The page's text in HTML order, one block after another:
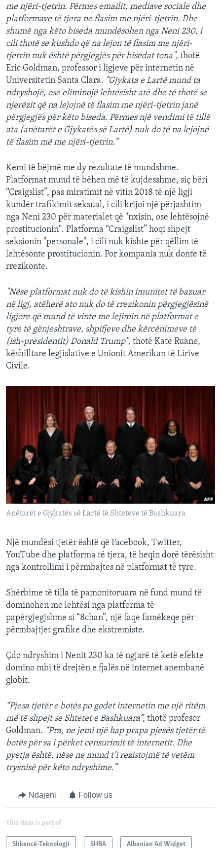
me njëri-tjetrin. Përmes emailit, mediave sociale dhe
platformave të tjera ne flasim me njëri-tjetrin. Dhe
shumë nga këto biseda mundësohen nga Neni 230, i
cili thotë se kushdo që na lejon të flasim me njëri-
tjetrin nuk është përgjegjës për bisedat tona", thotë
Eric Goldman, professor i ligjeve për internetin në
Universitetin Santa Clara. “Gjykata e Lartë mund ta
ndryshojë, ose eliminojë lehtësisht atë dhe të thotë se
njerëzit që na lejojnë të flasim me njëri-tjetrin janë
përgjegjës për këto biseda. Përmes një vendimi të tillë
ata (anëtarët e Gjykatës së Lartë) nuk do të na lejojnë
të flasim më me njëri-tjetrin.”
Kemi të bëjmë me dy rezultate të mundshme.
Platformat mund të bëhen më të kujdesshme, siç bëri
“Craigslist”, pas miratimit në vitin 2018 të një ligji
kundër trafikimit seksual, i cili krijoi një përjashtim
nga Neni 230 për materialet që "nxisin, ose lehtësojnë
prostitucionin". Platforma “Craigslist” hoqi shpejt
seksionin "personale", i cili nuk kishte për qëllim të
lehtësonte prostitucionin. Por kompania nuk donte të
rrezikonte.
"Nëse platformat nuk do të kishin imunitet të bazuar
në ligj, atëherë ato nuk do të rrezikonin përgjegjësinë
ligjore që mund të vinte me lejimin në platformat e
tyre të gënjeshtrave, shpifjeve dhe kërcënimeve të
(ish-presidentit) Donald Trump", thotë Kate Ruane,
këshilltare legjislative e Unionit Amerikan të Lirive
Civile.
Anëtarët e Gjykatës së Lartë të Shteteve të Bashkuara
Një mundësi tjetër është që Facebook, Twitter,
YouTube dhe platforma të tjera, të heqin dorë tërësisht
nga kontrollimi i përmbajtes në platformat të tyre.
Shërbime të tilla të pamonitoruara në fund mund të
dominohen me lehtësi nga platforma të
papërgjegjshme si “8chan”, një faqe famëkeqe për
përmbajtjet grafike dhe ekstremiste.
Çdo ndryshim i Nenit 230 ka të ngjarë të ketë efekte
domino mbi të drejtën e fjalës në internet anembanë
globit.
“Pjesa tjetër e botës po godet internetin me një ritëm
më të shpejt se Shtetet e Bashkuara”, thotë profesor
Goldman. “Pra, ne jemi një hap prapa pjesës tjetër të
botës për sa i përket censurimit të internetit. Dhe
pyetja është, nëse ne mund t’i rezistojmë të vetëm
trysnisë për këto ndryshime.”
Ndajeni Follow us
This item is part of
Shkencë-Teknologji SHBA Albanian Ad Widget